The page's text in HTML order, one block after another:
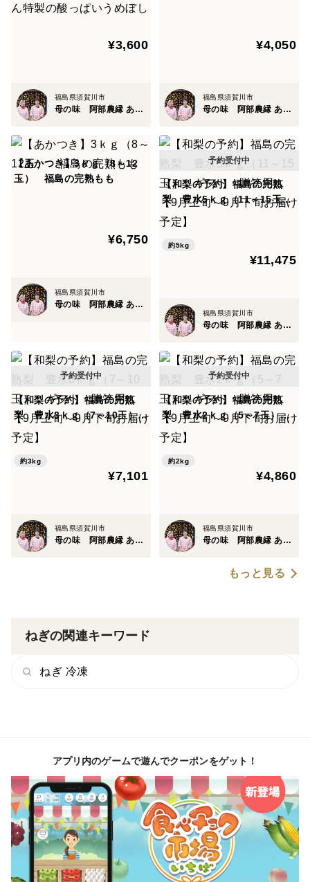
酸っぱいうめぼし
¥3,600
福島県須賀川市
母の味 阿部農縁 あべのうえん
¥4,050
福島県須賀川市
母の味 阿部農縁 あべのうえん
【あかつき】3ｋｇ（8～12
玉） 福島の完熟もも
¥6,750
福島県須賀川市
母の味 阿部農縁 あべのうえん
【和梨の予約】福島の完熟
梨 豊水5ｋｇ（11～15玉）
ギフト・贈答用に【9月上
旬～9月下旬お届け予定】
約5kg
¥11,475
福島県須賀川市
母の味 阿部農縁 あべのうえん
【和梨の予約】福島の完熟
梨 豊水3ｋｇ（7～10玉）
ギフト・贈答用に【9月上旬
～9月下旬お届け予定】
約3kg
¥7,101
福島県須賀川市
母の味 阿部農縁 あべのうえん
【和梨の予約】福島の完熟
梨 豊水2ｋｇ（5～7玉）
ギフト・贈答用に【9月上旬
～9月下旬お届け予定】
約2kg
¥4,860
福島県須賀川市
母の味 阿部農縁 あべのうえん
もっと見る
ねぎの関連キーワード
ねぎ 冷凍
アプリ内のゲームで遊んでクーポンをゲット！